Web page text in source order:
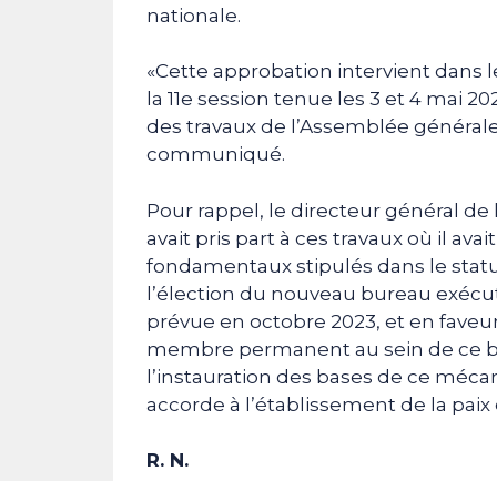
nationale.
«Cette approbation intervient dans
la 11e session tenue les 3 et 4 mai
des travaux de l’Assemblée
communiqué.
Pour rappel, le directeur général de
avait pris part à ces travaux où il
fondamentaux stipulés dans le
l’élection du nouveau bureau
prévue en octobre 2023, et en
membre permanent au sein de ce
l’instauration des bases de ce
accorde à l’établissement de la
R. N.